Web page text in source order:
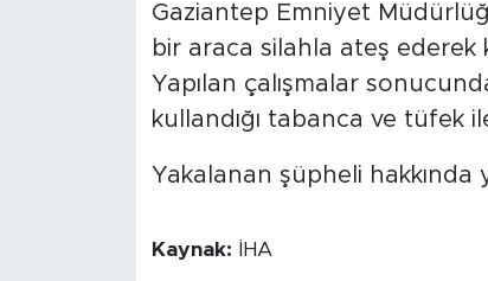
Gaziantep Emniyet
bir araca silahla ateş ederek
Yapılan çalışmalar
kullandığı tabanca ve tüfek
Yakalanan şüpheli hakkında
Kaynak: İHA